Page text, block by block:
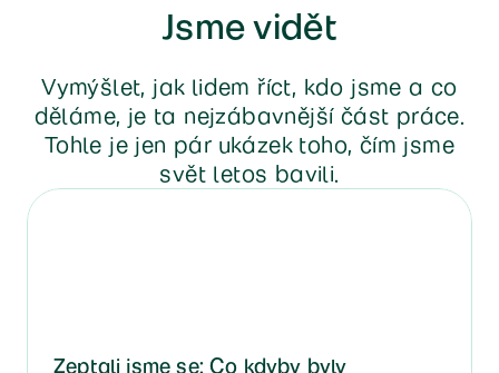
Jsme vidět
Vymýšlet, jak lidem říct, kdo jsme a co
děláme, je ta nejzábavnější část práce.
Tohle je jen pár ukázek toho, čím jsme
svět letos bavili.
Zeptali jsme se: Co kdyby byly